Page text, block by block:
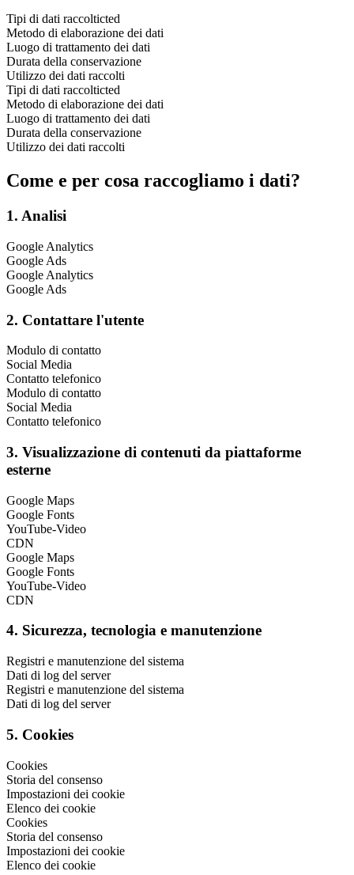
Tipi di dati raccolticted
Metodo di elaborazione dei dati
Luogo di trattamento dei dati
Durata della conservazione
Utilizzo dei dati raccolti
Tipi di dati raccolticted
Metodo di elaborazione dei dati
Luogo di trattamento dei dati
Durata della conservazione
Utilizzo dei dati raccolti
Come e per cosa raccogliamo i dati?
1. Analisi
Google Analytics
Google Ads
Google Analytics
Google Ads
2. Contattare l'utente
Modulo di contatto
Social Media
Contatto telefonico
Modulo di contatto
Social Media
Contatto telefonico
3. Visualizzazione di contenuti da piattaforme
esterne
Google Maps
Google Fonts
YouTube-Video
CDN
Google Maps
Google Fonts
YouTube-Video
CDN
4. Sicurezza, tecnologia e manutenzione
Registri e manutenzione del sistema
Dati di log del server
Registri e manutenzione del sistema
Dati di log del server
5. Cookies
Cookies
Storia del consenso
Impostazioni dei cookie
Elenco dei cookie
Cookies
Storia del consenso
Impostazioni dei cookie
Elenco dei cookie